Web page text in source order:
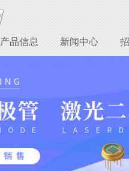
产品信息 新闻中心